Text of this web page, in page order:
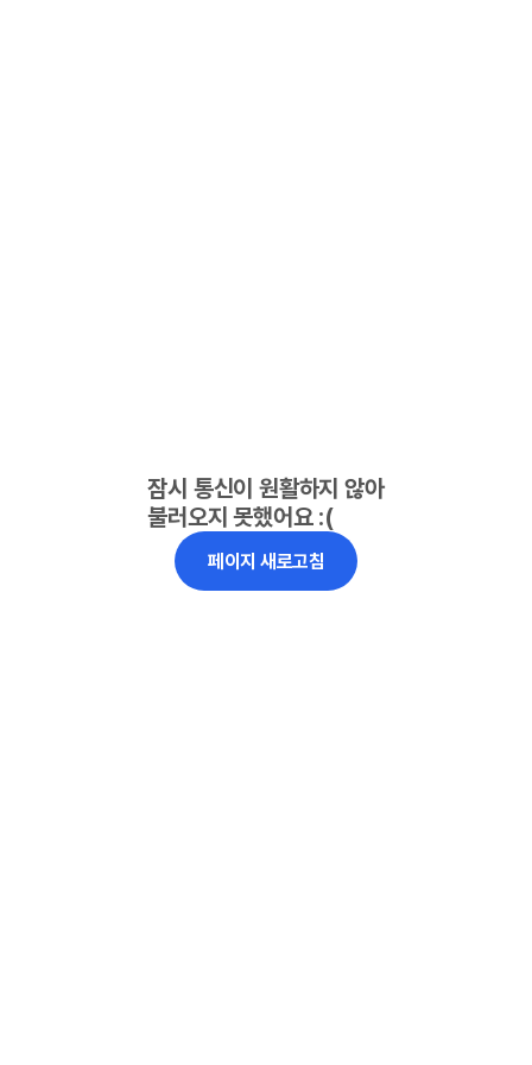
잠시 통신이 원활하지 않아
불러오지 못했어요 :(
페이지 새로고침